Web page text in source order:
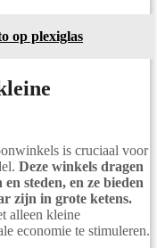
op plexiglas
is cruciaal voor
Deze winkels dragen
steden, en ze bieden
zijn in grote ketens.
alleen kleine
economie te stimuleren.